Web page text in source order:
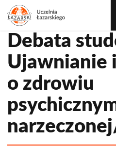
Debata
Ujawnianie
o zdrowiu